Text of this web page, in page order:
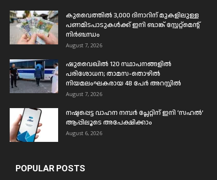
കുവൈത്തിൽ 3,000 ദിനാറിന് മുകളിലുള്ള
പണമിടപാടുകൾക്ക് ഇനി ബാങ്ക് സ്റ്റേറ്റ്മെന്റ്
നിർബന്ധം
August 7, 2026
ഷുവൈഖിൽ 120 സ്ഥാപനങ്ങളിൽ
പരിശോധന; താമസ-തൊഴിൽ
നിയമലംഘകരായ 48 പേർ അറസ്റ്റിൽ
August 7, 2026
നഷ്ടപ്പെട്ട വാഹന നമ്പർ പ്ലേറ്റിന് ഇനി ‘സഹൽ’
ആപ്പിലൂടെ അപേക്ഷിക്കാം
August 6, 2026
POPULAR POSTS